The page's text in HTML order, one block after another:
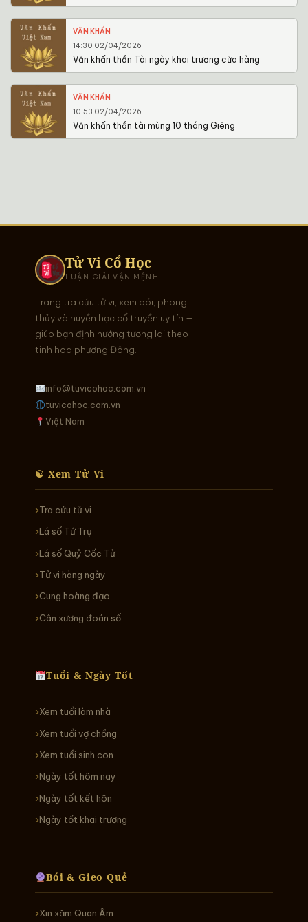
VĂN KHẤN
14:30 02/04/2026
Văn khấn thần Tài ngày khai trương cửa hàng
VĂN KHẤN
10:53 02/04/2026
Văn khấn thần tài mùng 10 tháng Giêng
Tử Vi Cổ Học
LUẬN GIẢI VẬN MỆNH
Trang tra cứu tử vi, xem bói, phong
thủy và huyền học cổ truyền uy tín —
giúp bạn định hướng tương lai theo
tinh hoa phương Đông.
info@tuvicohoc.com.vn
tuvicohoc.com.vn
Việt Nam
☯ Xem Tử Vi
Tra cứu tử vi
Lá số Tứ Trụ
Lá số Quỷ Cốc Tử
Tử vi hàng ngày
Cung hoàng đạo
Cân xương đoán số
Tuổi & Ngày Tốt
Xem tuổi làm nhà
Xem tuổi vợ chồng
Xem tuổi sinh con
Ngày tốt hôm nay
Ngày tốt kết hôn
Ngày tốt khai trương
Bói & Gieo Quẻ
Xin xăm Quan Âm